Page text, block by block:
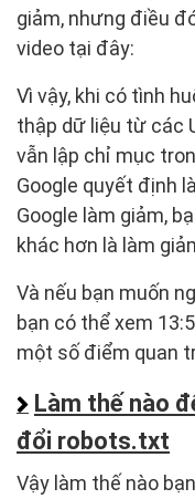
giảm, nhưng điều
video tại đây:
Vì vậy, khi có tình
thập dữ liệu từ các
vẫn lập chỉ mục
Google quyết định
Google làm giảm,
khác hơn là làm
Và nếu bạn muốn
bạn có thể xem
một số điểm quan
Làm thế nào
đổi robots.txt
Vậy làm thế nào